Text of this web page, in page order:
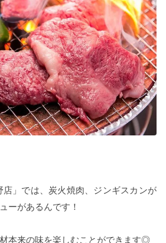
店」では、炭火焼肉、ジンギスカンが
ーがあるんです！
本来の味を楽しむことができます◎